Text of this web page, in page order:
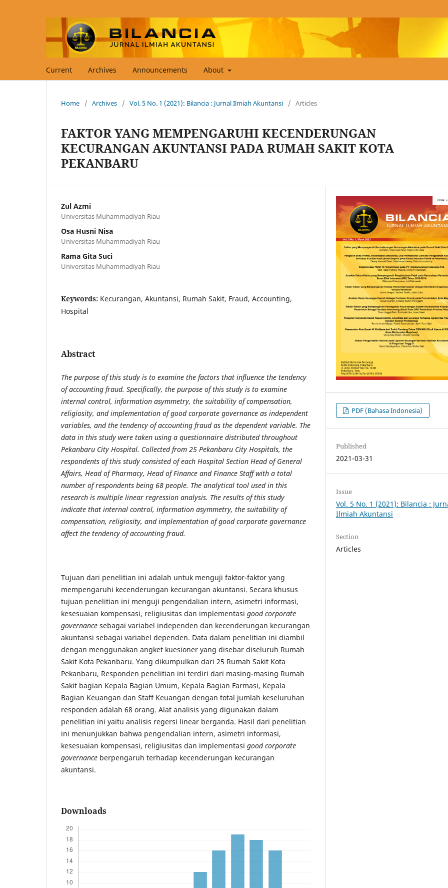
Current Archives Announcements About
Home / Archives / Vol. 5 No. 1 (2021): Bilancia : Jurnal Ilmiah Akuntansi / Articles
FAKTOR YANG MEMPENGARUHI KECENDERUNGAN
KECURANGAN AKUNTANSI PADA RUMAH SAKIT KOTA
PEKANBARU
Zul Azmi
Universitas Muhammadiyah Riau
Osa Husni Nisa
Universitas Muhammadiyah Riau
Rama Gita Suci
Universitas Muhammadiyah Riau
Keywords: Kecurangan, Akuntansi, Rumah Sakit, Fraud, Accounting,
Hospital
Abstract
The purpose of this study is to examine the factors that influence the tendency
of accounting fraud. Specifically, the purpose of this study is to examine
internal control, information asymmetry, the suitability of compensation,
religiosity, and implementation of good corporate governance as independent
variables, and the tendency of accounting fraud as the dependent variable. The
data in this study were taken using a questionnaire distributed throughout
Pekanbaru City Hospital. Collected from 25 Pekanbaru City Hospitals, the
respondents of this study consisted of each Hospital Section Head of General
Affairs, Head of Pharmacy, Head of Finance and Finance Staff with a total
number of respondents being 68 people. The analytical tool used in this
research is multiple linear regression analysis. The results of this study
indicate that internal control, information asymmetry, the suitability of
compensation, religiosity, and implementation of good corporate governance
affect the tendency of accounting fraud.
Tujuan dari penelitian ini adalah untuk menguji faktor-faktor yang
mempengaruhi kecenderungan kecurangan akuntansi. Secara khusus
tujuan penelitian ini menguji pengendalian intern, asimetri informasi,
kesesuaian kompensasi, religiusitas dan implementasi good corporate
governance sebagai variabel independen dan kecenderungan kecurangan
akuntansi sebagai variabel dependen. Data dalam penelitian ini diambil
dengan menggunakan angket kuesioner yang disebar diseluruh Rumah
Sakit Kota Pekanbaru. Yang dikumpulkan dari 25 Rumah Sakit Kota
Pekanbaru, Responden penelitian ini terdiri dari masing-masing Rumah
Sakit bagian Kepala Bagian Umum, Kepala Bagian Farmasi, Kepala
Bagian Keuangan dan Staff Keuangan dengan total jumlah keseluruhan
responden adalah 68 orang. Alat analisis yang digunakan dalam
penelitian ini yaitu analisis regersi linear berganda. Hasil dari penelitian
ini menunjukkan bahwa pengendalian intern, asimetri informasi,
kesesuaian kompensasi, religiusitas dan implementasi good corporate
governance berpengaruh terhadap kecenderungan kecurangan
akuntansi.
Downloads
PDF (Bahasa Indonesia)
Published
2021-03-31
Issue
Vol. 5 No. 1 (2021): Bilancia :
Ilmiah Akuntansi
Section
Articles